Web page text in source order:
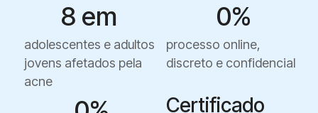
8 em
adolescentes e adultos
jovens afetados pela
acne
0%
processo online,
discreto e confidencial
Certificado